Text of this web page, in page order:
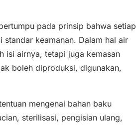
pada prinsip bahwa setiap
keamanan. Dalam hal air
isi airnya, tetapi juga kemasan
boleh diproduksi, digunakan,
mengenai bahan baku
sterilisasi, pengisian ulang,